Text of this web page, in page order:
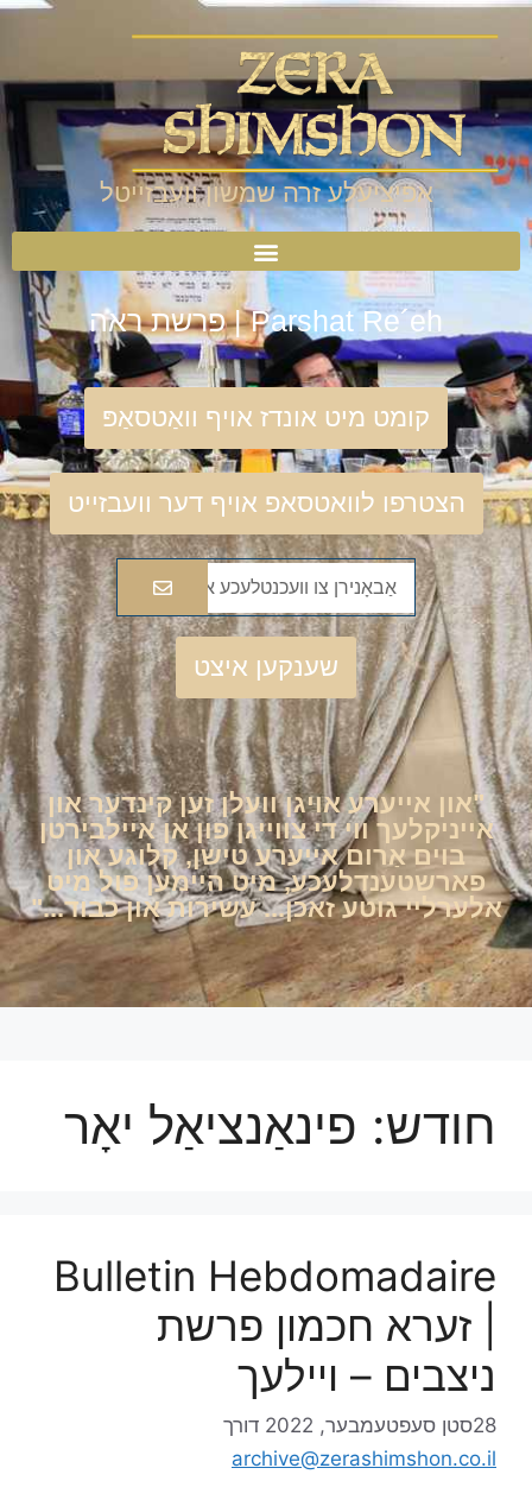
אפיציעלע זרה שמשון וועבזייטל
Parshat Re´eh | פרשת ראה
קומט מיט אונדז אויף וואַטסאַפּ
הצטרפו לוואטסאפ אויף דער וועבזייט
שענקען איצט
"און אייערע אויגן וועלן זען קינדער און
אייניקלעך ווי די צווייגן פון אן איילבירטן
בוים אַרום אייערע טישן, קלוגע און
פארשטענדלעכע, מיט היימען פול מיט
אלערליי גוטע זאכן... עשירות און כבוד..."
חודש: פינאַנציאַל יאָר
Bulletin Hebdomadaire
| זערא חכמון פרשת
ניצבים – ויילעך
28סטן סעפטעמבער, 2022
דורך
archive@zerashimshon.co.il